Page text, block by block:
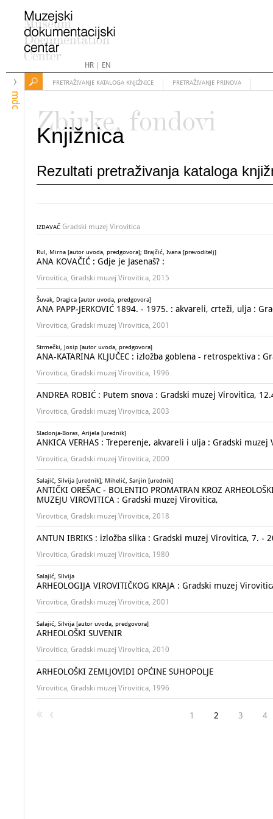
HR| EN
mdc
PRETRAŽIVANJE KATALOGA KNJIŽNICE PRETRAŽIVANJE PRINOVA
Zbirke, fondovi
Knjižnica
Rezultati pretraživanja kataloga
IZDAVAČ Gradski muzej Virovitica
Rul, Mirna [autor uvoda, predgovora]; Brajčić, Ivana [prevoditelj]
ANA KOVAČIĆ : Gdje je Jasenaš? :
Virovitica, Gradski muzej Virovitica, 2015
Šuvak, Dragica [autor uvoda, predgovora]
ANA PAPP-JERKOVIĆ 1894. - 1975. : akvareli, crteži, ulja :
Virovitica, Gradski muzej Virovitica, 2001
Strmečki, Josip [autor uvoda, predgovora]
ANA-KATARINA KLJUČEC : izložba goblena - retrospektiva
Virovitica, Gradski muzej Virovitica, 1996
ANDREA ROBIĆ : Putem snova : Gradski muzej Virovitica,
Virovitica, Gradski muzej Virovitica, 2003
Sladonja-Boras, Arijela [urednik]
ANKICA VERHAS : Treperenje, akvareli i ulja : Gradski
Virovitica, Gradski muzej Virovitica, 2000
Salajić, Silvija [urednik]; Mihelić, Sanjin [urednik]
ANTIČKI OREŠAC - BOLENTIO PROMATRAN KROZ
MUZEJU VIROVITICA : Gradski muzej Virovitica,
Virovitica, Gradski muzej Virovitica, 2018
ANTUN IBRIKS : izložba slika : Gradski muzej Virovitica, 7. -
Virovitica, Gradski muzej Virovitica, 1980
Salajić, Silvija
ARHEOLOGIJA VIROVITIČKOG KRAJA : Gradski muzej
Virovitica, Gradski muzej Virovitica, 2001
Salajić, Silvija [autor uvoda, predgovora]
ARHEOLOŠKI SUVENIR
Virovitica, Gradski muzej Virovitica, 2010
ARHEOLOŠKI ZEMLJOVIDI OPĆINE SUHOPOLJE
Virovitica, Gradski muzej Virovitica, 1996
1 2 3 4